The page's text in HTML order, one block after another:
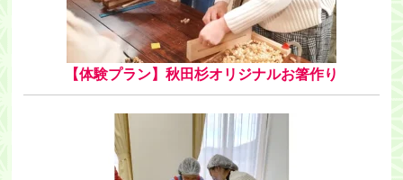
【体験プラン】秋田杉オリジナルお箸作り